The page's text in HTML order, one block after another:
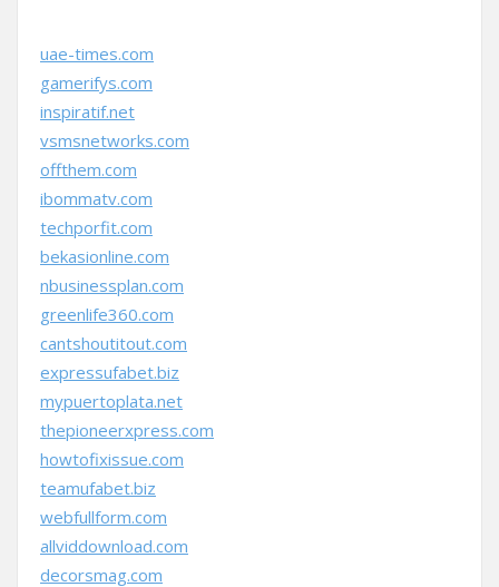
uae-times.com
gamerifys.com
inspiratif.net
vsmsnetworks.com
offthem.com
ibommatv.com
techporfit.com
bekasionline.com
nbusinessplan.com
greenlife360.com
cantshoutitout.com
expressufabet.biz
mypuertoplata.net
thepioneerxpress.com
howtofixissue.com
teamufabet.biz
webfullform.com
allviddownload.com
decorsmag.com